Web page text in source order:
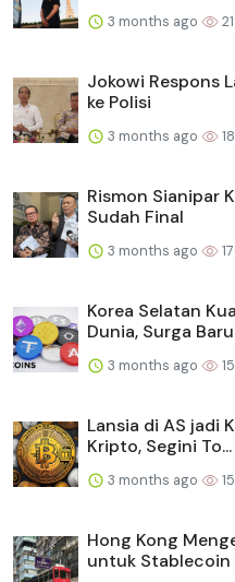
3 months ago
Jokowi Respons
ke Polisi
3 months ago
Rismon Sianipar
Sudah Final
3 months ago
Korea Selatan
Dunia, Surga
3 months ago
Lansia di AS jadi
Kripto, Segini To...
3 months ago
Hong Kong
untuk Stablecoin